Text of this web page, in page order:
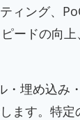
ング、
ードの向
・埋め込み
ます。特